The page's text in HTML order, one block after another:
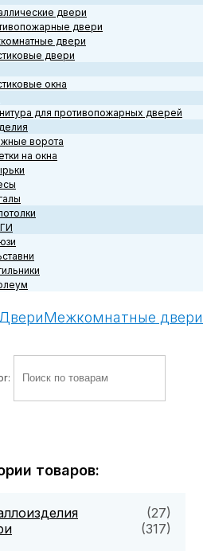
двери
двери
двери
двери
окна
для противопожарных дверей
ворота
на окна
ДвериМежкомнатные двери
товаров:
(27)
(317)